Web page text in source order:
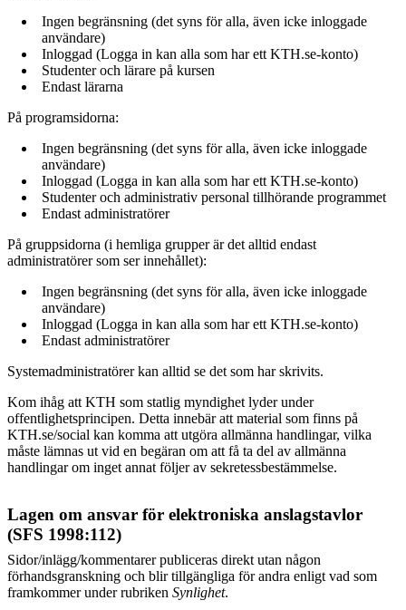
Ingen begränsning (det syns för alla, även icke inloggade
användare)
Inloggad (Logga in kan alla som har ett KTH.se-konto)
Studenter och lärare på kursen
Endast lärarna
På programsidorna:
Ingen begränsning (det syns för alla, även icke inloggade
användare)
Inloggad (Logga in kan alla som har ett KTH.se-konto)
Studenter och administrativ personal tillhörande programmet
Endast administratörer
På gruppsidorna (i hemliga grupper är det alltid endast
administratörer som ser innehållet):
Ingen begränsning (det syns för alla, även icke inloggade
användare)
Inloggad (Logga in kan alla som har ett KTH.se-konto)
Endast administratörer
Systemadministratörer kan alltid se det som har skrivits.
Kom ihåg att KTH som statlig myndighet lyder under
offentlighetsprincipen. Detta innebär att material som finns på
KTH.se/social kan komma att utgöra allmänna handlingar, vilka
måste lämnas ut vid en begäran om att få ta del av allmänna
handlingar om inget annat följer av sekretessbestämmelse.
Lagen om ansvar för elektroniska anslagstavlor
(SFS 1998:112)
Sidor/inlägg/kommentarer publiceras direkt utan någon
förhandsgranskning och blir tillgängliga för andra enligt vad som
framkommer under rubriken Synlighet.